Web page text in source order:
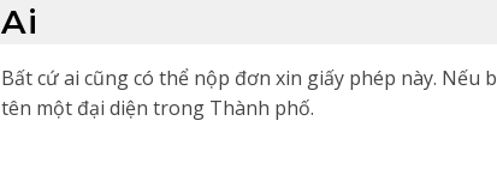
Ai
Bất cứ ai cũng có thể nộp đơn xin giấy phép này. Nếu
tên một đại diện trong Thành phố.